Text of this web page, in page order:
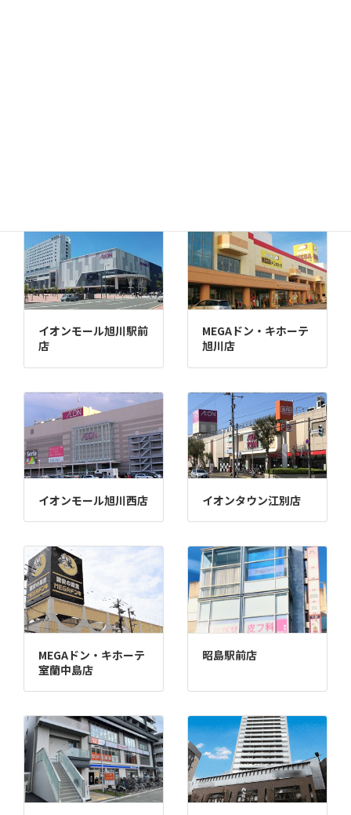
イオンモール旭川駅前
店
MEGAドン・キホーテ
旭川店
イオンモール旭川西店 イオンタウン江別店
MEGAドン・キホーテ
室蘭中島店
昭島駅前店